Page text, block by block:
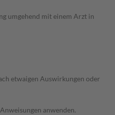
umgehend mit einem Arzt in
etwaigen Auswirkungen oder
anwenden.